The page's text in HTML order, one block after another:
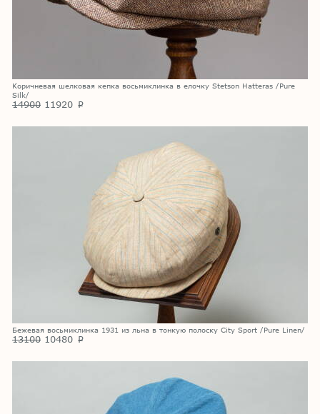
Коричневая шелковая кепка восьмиклинка в елочку Stetson Hatteras /Pure
Silk/
14900 11920 p
Бежевая восьмиклинка 1931 из льна в тонкую полоску City Sport /Pure Linen/
13100 10480 p